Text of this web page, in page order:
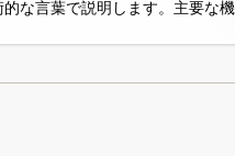
な言葉で説明します。主要な